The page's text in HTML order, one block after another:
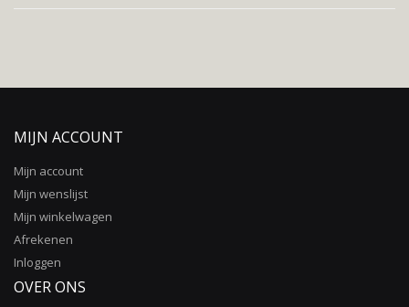
MIJN ACCOUNT
Mijn account
Mijn wenslijst
Mijn winkelwagen
Afrekenen
Inloggen
OVER ONS